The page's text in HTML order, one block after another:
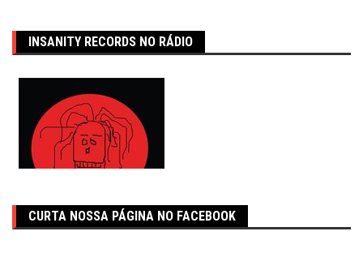
INSANITY RECORDS NO RÁDIO
CURTA NOSSA PÁGINA NO FACEBOOK